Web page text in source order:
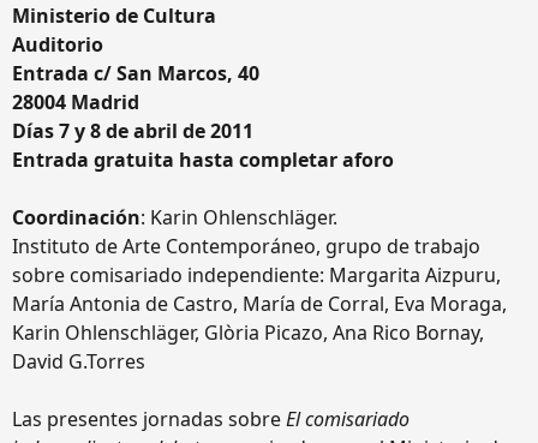
Ministerio de Cultura
Auditorio
Entrada c/ San Marcos, 40
28004 Madrid
Días 7 y 8 de abril de 2011
Entrada gratuita hasta completar aforo
Coordinación: Karin Ohlenschläger.
Instituto de Arte Contemporáneo, grupo de trabajo
sobre comisariado independiente: Margarita Aizpuru,
María Antonia de Castro, María de Corral, Eva Moraga,
Karin Ohlenschläger, Glòria Picazo, Ana Rico Bornay,
David G.Torres
Las presentes jornadas sobreEl comisariado